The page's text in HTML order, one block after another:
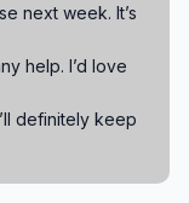
next week. It’s
help. I’d love
definitely keep